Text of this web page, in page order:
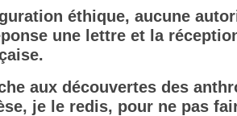
éthique, aucune
une lettre et la
aux découvertes des
je le redis, pour ne pas